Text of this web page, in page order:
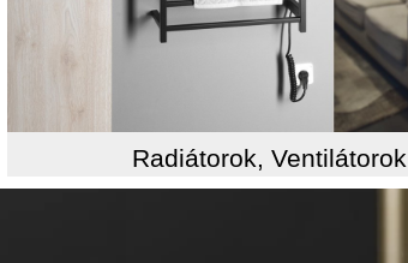
Radiátorok, Ventilátorok